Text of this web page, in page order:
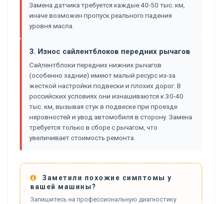
Замена датчика требуется каждые 40-50 тыс. км,
иначе возможен пропуск реального падения
уровня масла.
3. Износ сайлентблоков передних рычагов
Сайлентблоки передних нижних рычагов
(особенно задние) имеют малый ресурс из-за
жесткой настройки подвески и плохих дорог. В
российских условиях они изнашиваются к 30-40
тыс. км, вызывая стук в подвеске при проезде
неровностей и увод автомобиля в сторону. Замена
требуется только в сборе с рычагом, что
увеличивает стоимость ремонта.
Заметили похожие симптомы у
вашей машины?
Запишитесь на профессиональную диагностику